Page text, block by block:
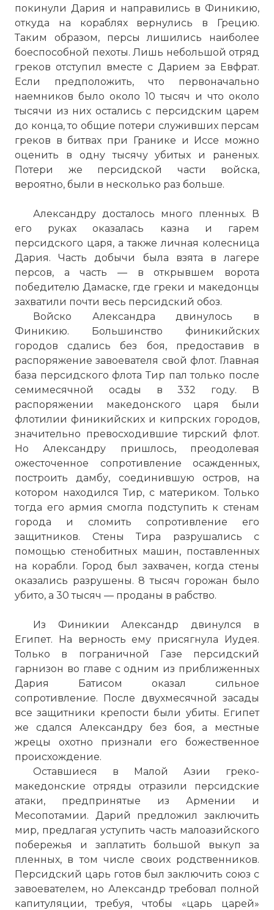
покинули Дария и направились в Финикию,
откуда на кораблях вернулись в Грецию.
Таким образом, персы лишились наиболее
боеспособной пехоты. Лишь небольшой отряд
греков отступил вместе с Дарием за Евфрат.
Если предположить, что первоначально
наемников было около 10 тысяч и что около
тысячи из них остались с персидским царем
до конца, то общие потери служивших персам
греков в битвах при Гранике и Иссе можно
оценить в одну тысячу убитых и раненых.
Потери же персидской части войска,
вероятно, были в несколько раз больше.
Александру досталось много пленных. В
его руках оказалась казна и гарем
персидского царя, а также личная колесница
Дария. Часть добычи была взята в лагере
персов, а часть — в открывшем ворота
победителю Дамаске, где греки и македонцы
захватили почти весь персидский обоз.
Войско Александра двинулось в
Финикию. Большинство финикийских
городов сдались без боя, предоставив в
распоряжение завоевателя свой флот. Главная
база персидского флота Тир пал только после
семимесячной осады в 332 году. В
распоряжении македонского царя были
флотилии финикийских и кипрских городов,
значительно превосходившие тирский флот.
Но Александру пришлось, преодолевая
ожесточенное сопротивление осажденных,
построить дамбу, соединившую остров, на
котором находился Тир, с материком. Только
тогда его армия смогла подступить к стенам
города и сломить сопротивление его
защитников. Стены Тира разрушались с
помощью стенобитных машин, поставленных
на корабли. Город был захвачен, когда стены
оказались разрушены. 8 тысяч горожан было
убито, а 30 тысяч — проданы в рабство.
Из Финикии Александр двинулся в
Египет. На верность ему присягнула Иудея.
Только в пограничной Газе персидский
гарнизон во главе с одним из приближенных
Дария Батисом оказал сильное
сопротивление. После двухмесячной засады
все защитники крепости были убиты. Египет
же сдался Александру без боя, а местные
жрецы охотно признали его божественное
происхождение.
Оставшиеся в Малой Азии греко-
македонские отряды отразили персидские
атаки, предпринятые из Армении и
Месопотамии. Дарий предложил заключить
мир, предлагая уступить часть малоазийского
побережья и заплатить большой выкуп за
пленных, в том числе своих родственников.
Персидский царь готов был заключить союз с
завоевателем, но Александр требовал полной
капитуляции, требуя, чтобы «царь царей»